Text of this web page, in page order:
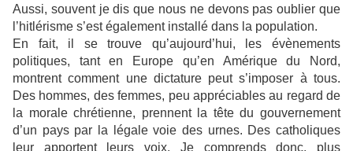
Aussi, souvent je dis que nous ne devons pas oublier que
l’hitlérisme s’est également installé dans la population.
En fait, il se trouve qu’aujourd’hui, les évènements
politiques, tant en Europe qu’en Amérique du Nord,
montrent comment une dictature peut s’imposer à tous.
Des hommes, des femmes, peu appréciables au regard de
la morale chrétienne, prennent la tête du gouvernement
d’un pays par la légale voie des urnes. Des catholiques
leur apportent leurs voix. Je comprends donc, plus